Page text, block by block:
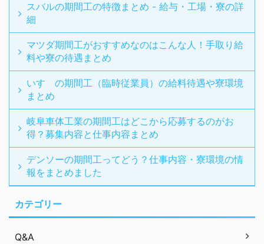
スバルの期間工の特徴まとめ - 給与・工場・寮の詳
細
マツダ期間工がおすすめなのはこんな人！手取り給
料や寮の待遇まとめ
いすゞの期間工（臨時従業員）の給料待遇や寮環境
まとめ
岐阜車体工業の期間工はどこから応募するのがお
得？募集内容と仕事内容まとめ
デンソーの期間工ってどう？仕事内容・寮環境の情
報をまとめました
カテゴリー
Q&A